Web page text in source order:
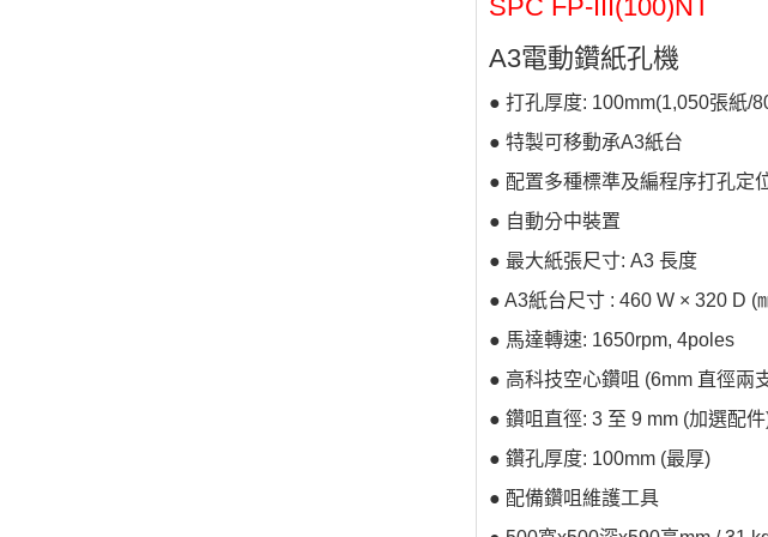
SPC FP-III(100)NT
A3電動鑽紙孔機
● 打孔厚度: 100mm(1,050張紙/
● 特製可移動承A3紙台
● 配置多種標準及編程序打孔定
● 自動分中裝置
● 最大紙張尺寸: A3 長度
● A3紙台尺寸 : 460 W × 320 D (
● 馬達轉速: 1650rpm, 4poles
● 高科技空心鑽咀 (6mm 直徑兩
● 鑽咀直徑: 3 至 9 mm (加選配
● 鑽孔厚度: 100mm (最厚)
● 配備鑽咀維護工具